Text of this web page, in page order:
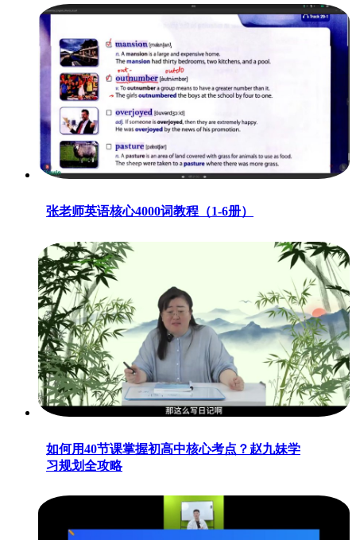
张老师英语核心4000词教程（1-6册）
如何用40节课掌握初高中核心考点？赵九妹学
习规划全攻略